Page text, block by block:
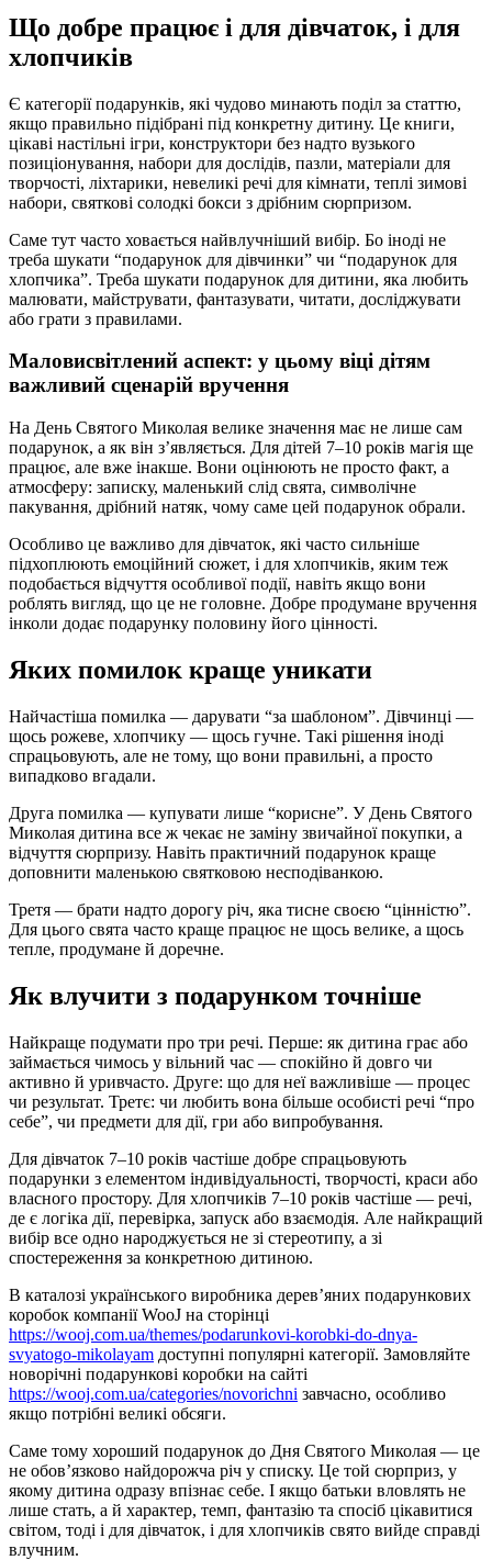
Що добре працює і для дівчаток, і для
хлопчиків
Є категорії подарунків, які чудово минають поділ за статтю,
якщо правильно підібрані під конкретну дитину. Це книги,
цікаві настільні ігри, конструктори без надто вузького
позиціонування, набори для дослідів, пазли, матеріали для
творчості, ліхтарики, невеликі речі для кімнати, теплі зимові
набори, святкові солодкі бокси з дрібним сюрпризом.
Саме тут часто ховається найвлучніший вибір. Бо іноді не
треба шукати “подарунок для дівчинки” чи “подарунок для
хлопчика”. Треба шукати подарунок для дитини, яка любить
малювати, майструвати, фантазувати, читати, досліджувати
або грати з правилами.
Маловисвітлений аспект: у цьому віці дітям
важливий сценарій вручення
На День Святого Миколая велике значення має не лише сам
подарунок, а як він з’являється. Для дітей 7–10 років магія ще
працює, але вже інакше. Вони оцінюють не просто факт, а
атмосферу: записку, маленький слід свята, символічне
пакування, дрібний натяк, чому саме цей подарунок обрали.
Особливо це важливо для дівчаток, які часто сильніше
підхоплюють емоційний сюжет, і для хлопчиків, яким теж
подобається відчуття особливої події, навіть якщо вони
роблять вигляд, що це не головне. Добре продумане вручення
інколи додає подарунку половину його цінності.
Яких помилок краще уникати
Найчастіша помилка — дарувати “за шаблоном”. Дівчинці —
щось рожеве, хлопчику — щось гучне. Такі рішення іноді
спрацьовують, але не тому, що вони правильні, а просто
випадково вгадали.
Друга помилка — купувати лише “корисне”. У День Святого
Миколая дитина все ж чекає не заміну звичайної покупки, а
відчуття сюрпризу. Навіть практичний подарунок краще
доповнити маленькою святковою несподіванкою.
Третя — брати надто дорогу річ, яка тисне своєю “цінністю”.
Для цього свята часто краще працює не щось велике, а щось
тепле, продумане й доречне.
Як влучити з подарунком точніше
Найкраще подумати про три речі. Перше: як дитина грає або
займається чимось у вільний час — спокійно й довго чи
активно й уривчасто. Друге: що для неї важливіше — процес
чи результат. Третє: чи любить вона більше особисті речі “про
себе”, чи предмети для дії, гри або випробування.
Для дівчаток 7–10 років частіше добре спрацьовують
подарунки з елементом індивідуальності, творчості, краси або
власного простору. Для хлопчиків 7–10 років частіше — речі,
де є логіка дії, перевірка, запуск або взаємодія. Але найкращий
вибір все одно народжується не зі стереотипу, а зі
спостереження за конкретною дитиною.
В каталозі українського виробника дерев’яних подарункових
коробок компанії WooJ на сторінці
https://wooj.com.ua/themes/podarunkovi-korobki-do-dnya-
svyatogo-mikolayam доступні популярні категорії. Замовляйте
новорічні подарункові коробки на сайті
https://wooj.com.ua/categories/novorichni завчасно, особливо
якщо потрібні великі обсяги.
Саме тому хороший подарунок до Дня Святого Миколая — це
не обов’язково найдорожча річ у списку. Це той сюрприз, у
якому дитина одразу впізнає себе. І якщо батьки вловлять не
лише стать, а й характер, темп, фантазію та спосіб цікавитися
світом, тоді і для дівчаток, і для хлопчиків свято вийде справді
влучним.